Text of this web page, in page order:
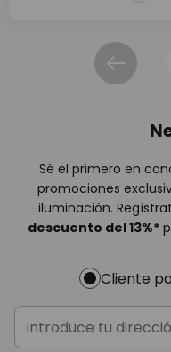
Anterior
Sé el primero en
promociones
iluminación.
descuento del13%*
Cliente